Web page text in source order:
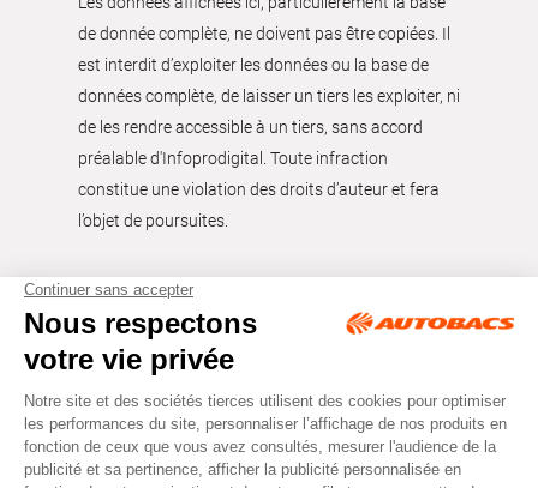
de donnée complète, ne doivent pas être copiées. Il
est interdit d’exploiter les données ou la base de
données complète, de laisser un tiers les exploiter, ni
de les rendre accessible à un tiers, sans accord
préalable d'Infoprodigital. Toute infraction
constitue une violation des droits d’auteur et fera
l’objet de poursuites.
Tous droits réservés © Autobacs